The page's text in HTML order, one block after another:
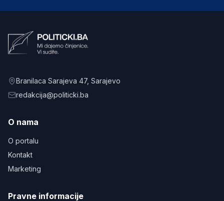
Branilaca Sarajeva 47, Sarajevo
redakcija@politicki.ba
O nama
O portalu
Kontakt
Marketing
Pravne informacije